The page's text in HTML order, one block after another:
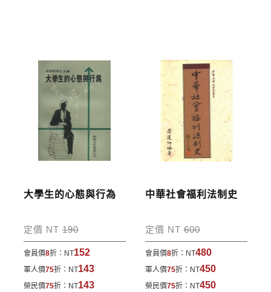
寄送說明:
付款完成後，本公司將於七日內以郵寄方式寄送到您
所指定的地點。
大學生的心態與行為
定價 NT190
會員價8折： NT152
軍人價75折： NT143
榮民價75折： NT143
中華社會福利法制史
定價 NT600
會員價8折： NT480
軍人價75折： NT450
榮民價75折： NT450